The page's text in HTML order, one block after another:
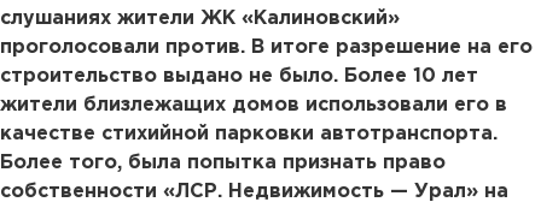
слушаниях жители ЖК «Калиновский»
проголосовали против. В итоге разрешение на его
строительство выдано не было. Более 10 лет
жители близлежащих домов использовали его в
качестве стихийной парковки автотранспорта.
Более того, была попытка признать право
собственности «ЛСР. Недвижимость — Урал» на